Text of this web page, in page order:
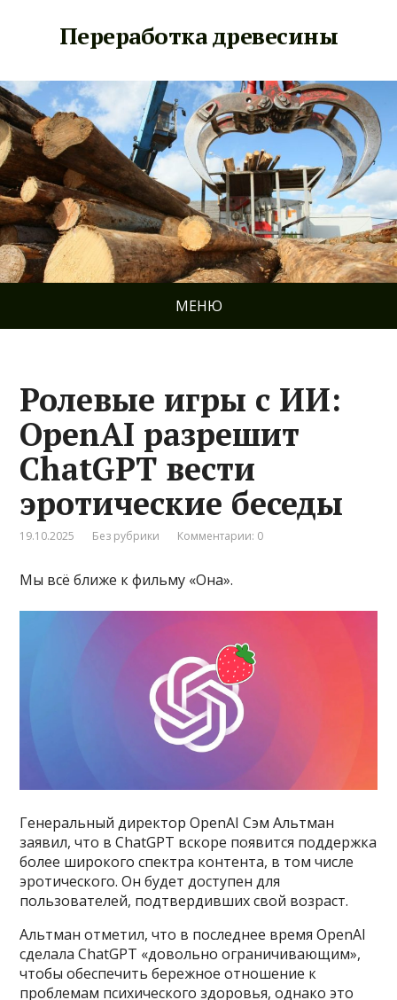
Переработка древесины
МЕНЮ
Ролевые игры с ИИ:
OpenAI разрешит
ChatGPT вести
эротические беседы
19.10.2025 Без рубрики Комментарии: 0
Мы всё ближе к фильму «Она».
Генеральный директор OpenAI Сэм Альтман
заявил, что в ChatGPT вскоре появится поддержка
более широкого спектра контента, в том числе
эротического. Он будет доступен для
пользователей, подтвердивших свой возраст.
Альтман отметил, что в последнее время OpenAI
сделала ChatGPT «довольно ограничивающим»,
чтобы обеспечить бережное отношение к
проблемам психического здоровья, однако это